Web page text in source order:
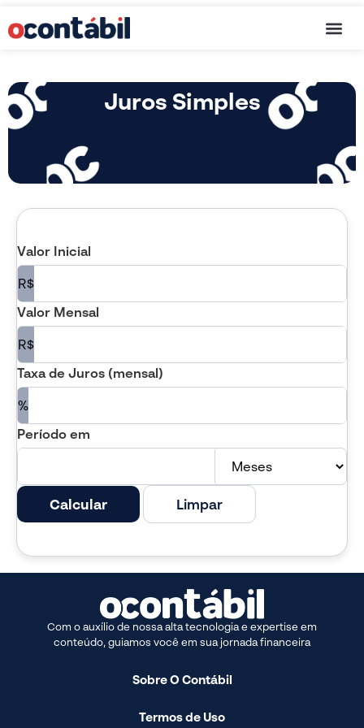
Juros Simples
Valor Inicial
R$
Valor Mensal
R$
Taxa de Juros (mensal)
%
Período em
Calcular Limpar
Com o auxílio de nossa alta tecnologia e expertise em
conteúdo, guiamos você em sua jornada financeira
Sobre O Contábil
Termos de Uso